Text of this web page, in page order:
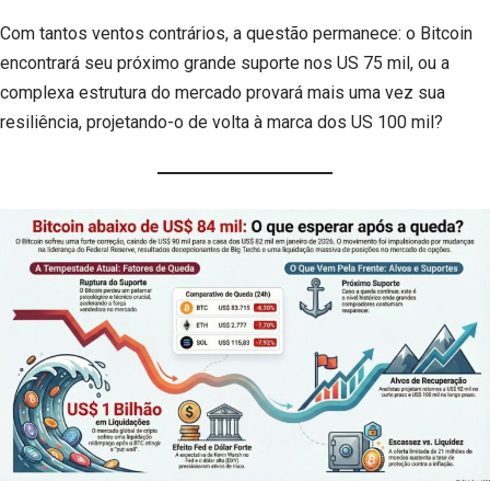
Com tantos ventos contrários, a questão permanece: o Bitcoin
encontrará seu próximo grande suporte nos US 75 mil, ou a
complexa estrutura do mercado provará mais uma vez sua
resiliência, projetando-o de volta à marca dos US 100 mil?